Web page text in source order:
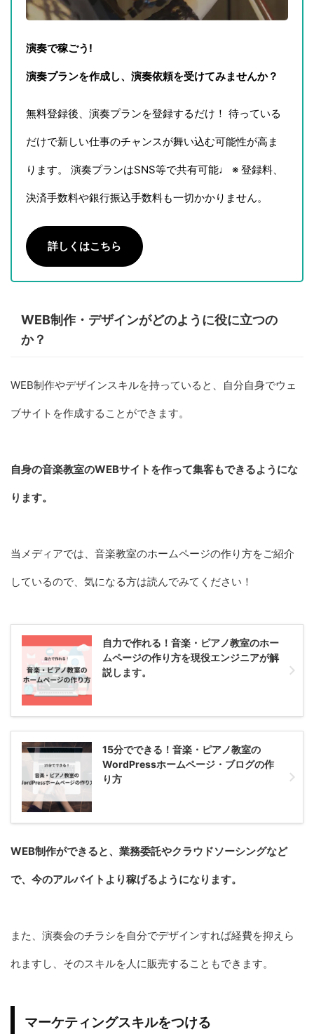
演奏で稼ごう!
演奏プランを作成し、演奏依頼を受けてみませんか？
無料登録後、演奏プランを登録するだけ！ 待っている
だけで新しい仕事のチャンスが舞い込む可能性が高ま
ります。 演奏プランはSNS等で共有可能♩ ※ 登録料、
決済手数料や銀行振込手数料も一切かかりません。
詳しくはこちら
WEB制作・デザインがどのように役に立つの
か？
WEB制作やデザインスキルを持っていると、自分自身でウェ
ブサイトを作成することができます。
自身の音楽教室のWEBサイトを作って集客もできるようにな
ります。
当メディアでは、音楽教室のホームページの作り方をご紹介
しているので、気になる方は読んでみてください！
自力で作れる！音楽・ピアノ教室のホー
ムページの作り方を現役エンジニアが解
説します。
15分でできる！音楽・ピアノ教室の
WordPressホームページ・ブログの作
り方
WEB制作ができると、業務委託やクラウドソーシングなど
で、今のアルバイトより稼げるようになります。
また、演奏会のチラシを自分でデザインすれば経費を抑えら
れますし、そのスキルを人に販売することもできます。
マーケティングスキルをつける